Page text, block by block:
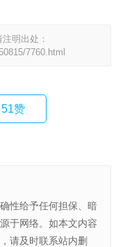
明出处：
7760.html
51赞
性给予任何担保、暗
于网络。如本文内容
请及时联系站内删